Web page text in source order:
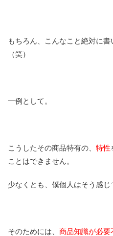
もちろん、こんなこと絶対に
（笑）
一例として。
こうしたその商品特有の、 特性
ことはできません。
少なくとも、僕個人はそう感じ
そのためには、 商品知識が必要